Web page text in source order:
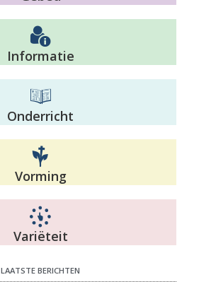
Informatie
Onderricht
Vorming
Variëteit
LAATSTE BERICHTEN